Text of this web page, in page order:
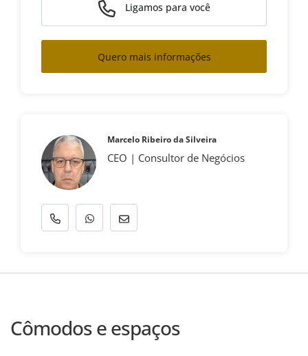
Ligamos para você
Quero mais informações
Marcelo Ribeiro da Silveira
CEO | Consultor de Negócios
Cômodos e espaços